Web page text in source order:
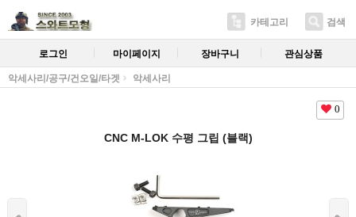
카테고리 검색
로그인 마이페이지 장바구니 관심상품
악세사리/공구/건오일/타겟 악세사리
0
CNC M-LOK 수평 그립 (블랙)